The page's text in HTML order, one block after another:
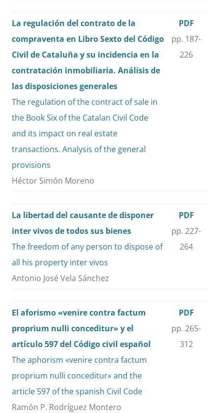
La regulación del contrato de la
compraventa en Libro Sexto del Código
Civil de Cataluña y su incidencia en la
contratación inmobiliaria. Análisis de
las disposiciones generales
The regulation of the contract of sale in
the Book Six of the Catalan Civil Code
and its impact on real estate
transactions. Analysis of the general
provisions
Héctor Simón Moreno
PDF
pp. 187-
226
La libertad del causante de disponer
inter vivos de todos sus bienes
The freedom of any person to dispose of
all his property inter vivos
Antonio José Vela Sánchez
PDF
pp. 227-
264
El aforismo «venire contra factum
proprium nulli conceditur» y el
artículo 597 del Código civil español
The aphorism «venire contra factum
proprium nulli conceditur» and the
article 597 of the spanish Civil Code
Ramón P. Rodríguez Montero
PDF
pp. 265-
312